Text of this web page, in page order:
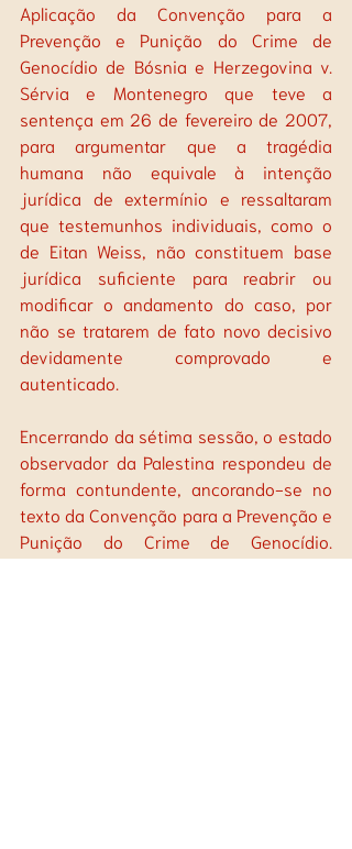
Aplicação da Convenção para a
Prevenção e Punição do Crime de
Genocídio de Bósnia e Herzegovina v.
Sérvia e Montenegro que teve a
sentença em 26 de fevereiro de 2007,
para argumentar que a tragédia
humana não equivale à intenção
jurídica de extermínio e ressaltaram
que testemunhos individuais, como o
de Eitan Weiss, não constituem base
jurídica suficiente para reabrir ou
modificar o andamento do caso, por
não se tratarem de fato novo decisivo
devidamente comprovado e
autenticado.
Encerrando da sétima sessão, o estado
observador da Palestina respondeu de
forma contundente, ancorando-se no
texto da Convenção para a Prevenção e
Punição do Crime de Genocídio.